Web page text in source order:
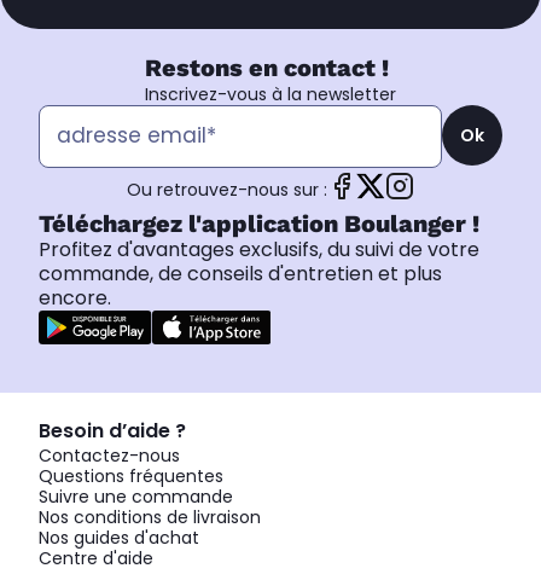
Restons en contact !
Inscrivez-vous à la newsletter
Ok
Ou retrouvez-nous sur :
Téléchargez l'application Boulanger !
Profitez d'avantages exclusifs, du suivi de votre
commande, de conseils d'entretien et plus
encore.
Besoin d’aide ?
Contactez-nous
Questions fréquentes
Suivre une commande
Nos conditions de livraison
Nos guides d'achat
Centre d'aide